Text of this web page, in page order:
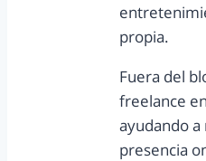
propia.
Fuera del
freelance
ayudando a
presencia